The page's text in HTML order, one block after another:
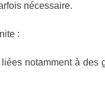
nécessaire.
:
notamment à des